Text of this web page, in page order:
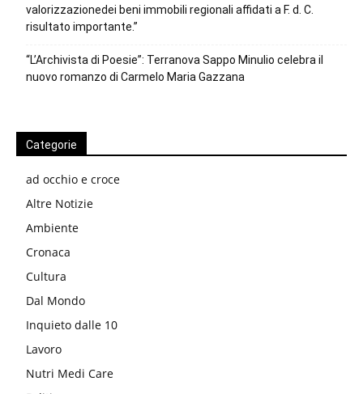
valorizzazionedei beni immobili regionali affidati a F. d. C.
risultato importante.”
“L’Archivista di Poesie”: Terranova Sappo Minulio celebra il
nuovo romanzo di Carmelo Maria Gazzana
Categorie
ad occhio e croce
Altre Notizie
Ambiente
Cronaca
Cultura
Dal Mondo
Inquieto dalle 10
Lavoro
Nutri Medi Care